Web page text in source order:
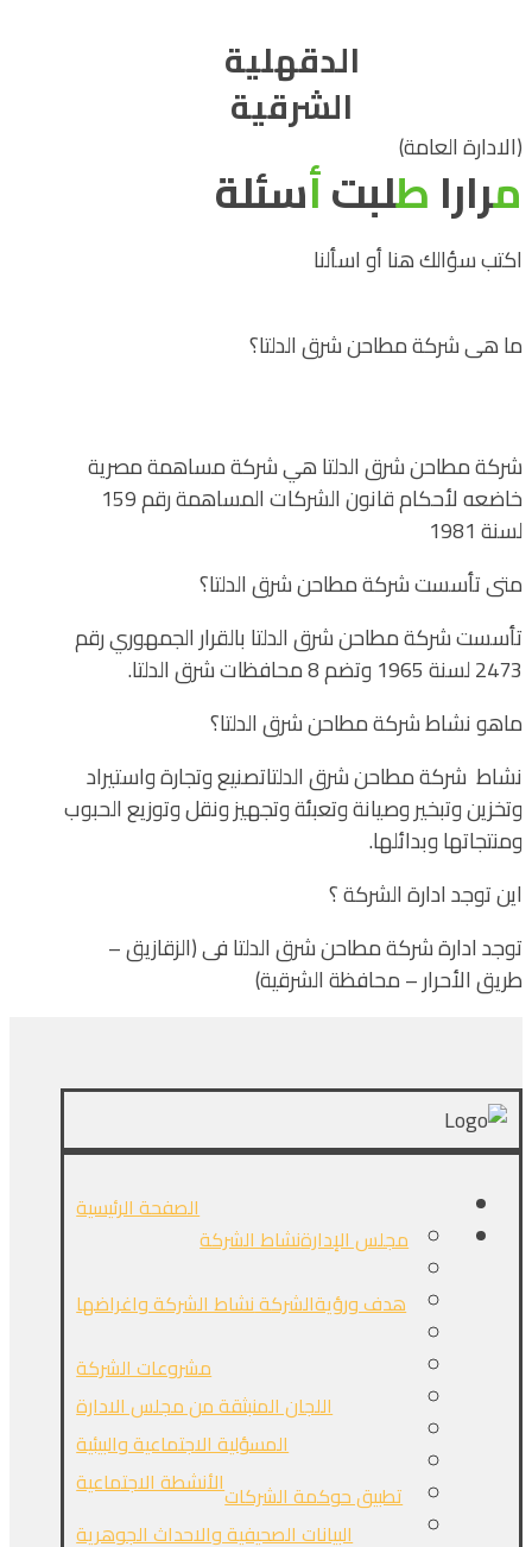
الدقهلية
الشرقية
(الادارة العامة)
مراراطلبتأسئلة
اكتب سؤالك هنا أو اسألنا
ما هى شركة مطاحن شرق الدلتا؟
شركة مطاحن شرق الدلتا هي شركة مساهمة مصرية
خاضعه لأحكام قانون الشركات المساهمة رقم 159
لسنة 1981
متى تأسست شركة مطاحن شرق الدلتا؟
تأسست شركة مطاحن شرق الدلتا بالقرار الجمهوري رقم
2473 لسنة 1965 وتضم 8 محافظات شرق الدلتا.
ماهو نشاط شركة مطاحن شرق الدلتا؟
نشاط شركة مطاحن شرق الدلتاتصنيع وتجارة واستيراد
وتخزين وتبخير وصيانة وتعبئة وتجهيز ونقل وتوزيع الحبوب
ومنتجاتها وبدائلها.
اين توجد ادارة الشركة ؟
توجد ادارة شركة مطاحن شرق الدلتا فى (الزقازيق –
طريق الأحرار – محافظة الشرقية)
الصفحة الرئيسية
نشاط الشركةمجلس الإدارة
نشاط الشركة واغراضهاهدف ورؤيةالشركة
مشروعات الشركة
اللجان المنبثقة من مجلس الادارة
المسؤلية الاجتماعية والبيئية
الأنشطة الاجتماعيةتطبيق حوكمة الشركات
البيانات الصحيفية والاحداث الجوهرية